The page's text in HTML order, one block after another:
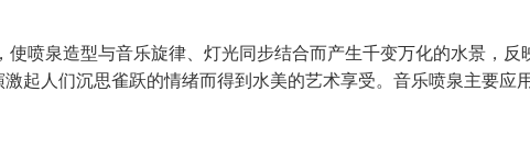
喷泉造型与音乐旋律、灯光同步结合而产生千变万化的水景，反
起人们沉思雀跃的情绪而得到水美的艺术享受。音乐喷泉主要应